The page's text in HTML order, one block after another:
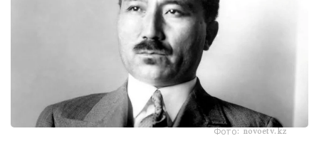
Фото: novoetv.kz